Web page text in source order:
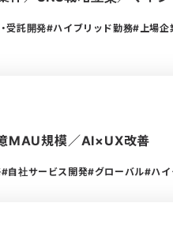
受託開発 ハイブリッド勤務 上場企
MAU規模／AI×UX改善
自社サービス開発 グローバル ハ